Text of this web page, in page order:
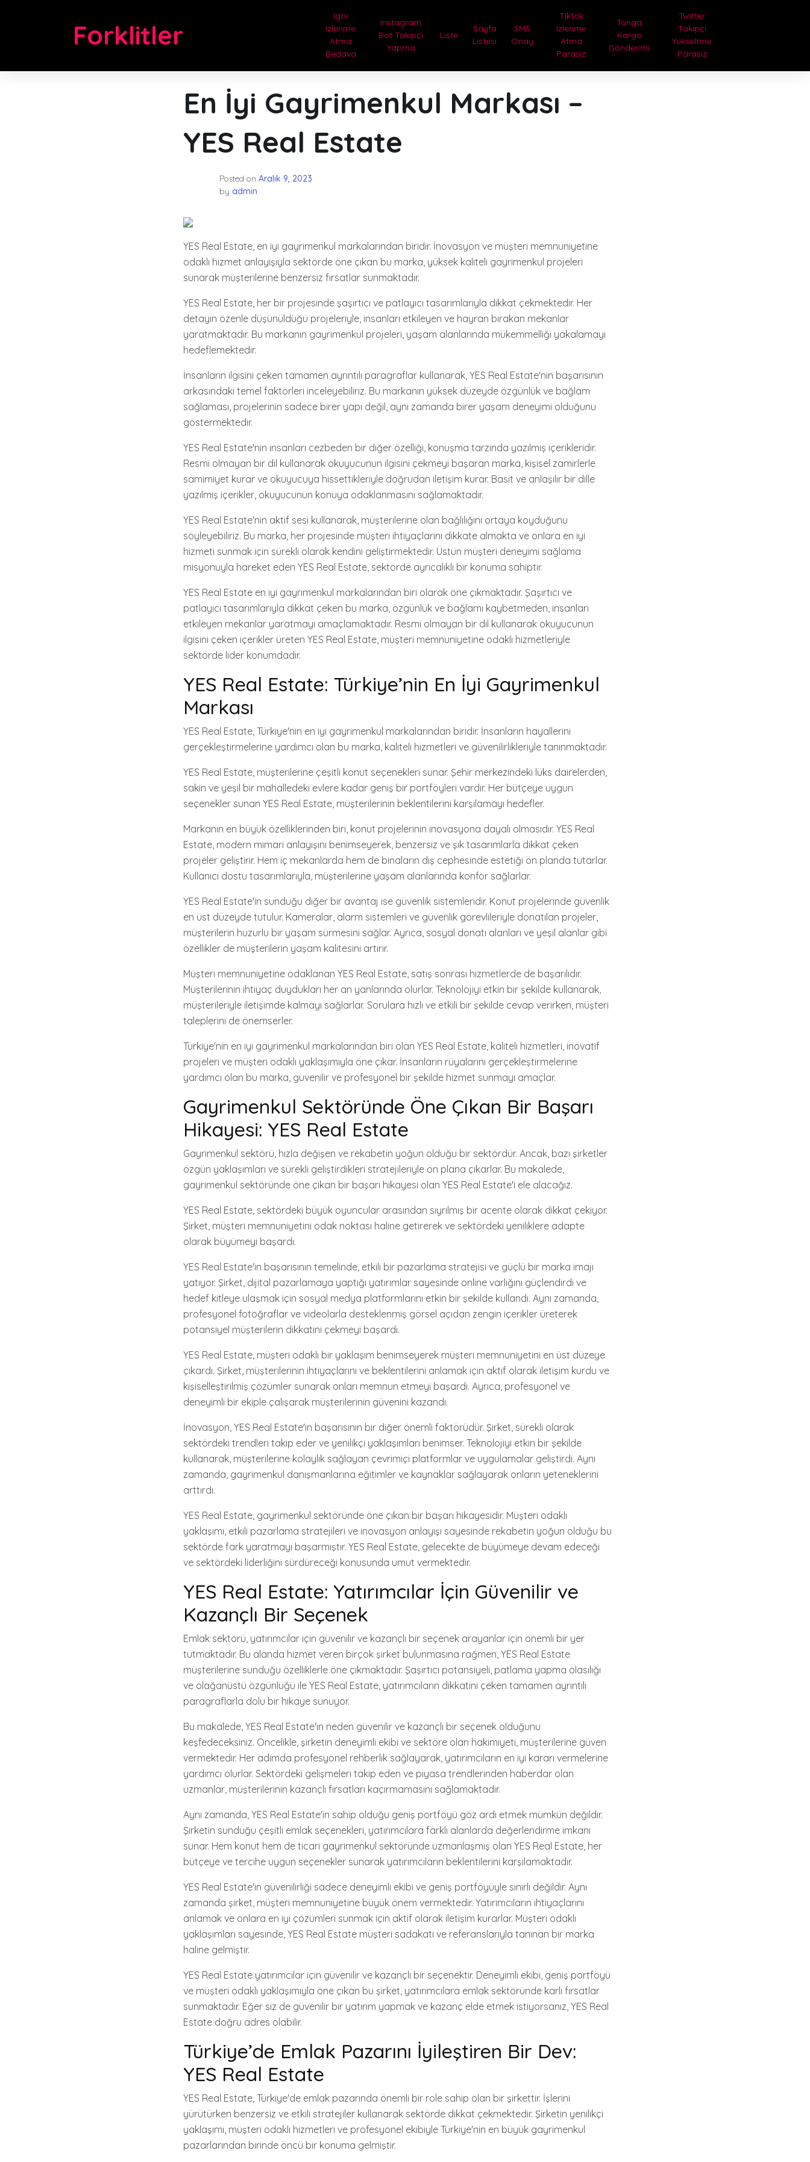
Forklitler
Igtv
Izlenme
Atma
Bedava
Instagram
Bot Takipçi
Yapma
Liste
Sayfa
Listesi
SMS
Onay
Tiktok
Izlenme
Atma
Parasız
Tonga
Kargo
Gönderimi
Twitter
Takipçi
Yükseltme
Parasız
En İyi Gayrimenkul Markası –
YES Real Estate
Posted on Aralık 9, 2023
by admin
YES Real Estate, en iyi gayrimenkul markalarından biridir. İnovasyon ve müşteri memnuniyetine
odaklı hizmet anlayışıyla sektörde öne çıkan bu marka, yüksek kaliteli gayrimenkul projeleri
sunarak müşterilerine benzersiz fırsatlar sunmaktadır.
YES Real Estate, her bir projesinde şaşırtıcı ve patlayıcı tasarımlarıyla dikkat çekmektedir. Her
detayın özenle düşünüldüğü projeleriyle, insanları etkileyen ve hayran bırakan mekanlar
yaratmaktadır. Bu markanın gayrimenkul projeleri, yaşam alanlarında mükemmelliği yakalamayı
hedeflemektedir.
İnsanların ilgisini çeken tamamen ayrıntılı paragraflar kullanarak, YES Real Estate'nin başarısının
arkasındaki temel faktörleri inceleyebiliriz. Bu markanın yüksek düzeyde özgünlük ve bağlam
sağlaması, projelerinin sadece birer yapı değil, aynı zamanda birer yaşam deneyimi olduğunu
göstermektedir.
YES Real Estate'nin insanları cezbeden bir diğer özelliği, konuşma tarzında yazılmış içerikleridir.
Resmi olmayan bir dil kullanarak okuyucunun ilgisini çekmeyi başaran marka, kişisel zamirlerle
samimiyet kurar ve okuyucuya hissettikleriyle doğrudan iletişim kurar. Basit ve anlaşılır bir dille
yazılmış içerikler, okuyucunun konuya odaklanmasını sağlamaktadır.
YES Real Estate'nin aktif sesi kullanarak, müşterilerine olan bağlılığını ortaya koyduğunu
söyleyebiliriz. Bu marka, her projesinde müşteri ihtiyaçlarını dikkate almakta ve onlara en iyi
hizmeti sunmak için sürekli olarak kendini geliştirmektedir. Üstün müşteri deneyimi sağlama
misyonuyla hareket eden YES Real Estate, sektörde ayrıcalıklı bir konuma sahiptir.
YES Real Estate en iyi gayrimenkul markalarından biri olarak öne çıkmaktadır. Şaşırtıcı ve
patlayıcı tasarımlarıyla dikkat çeken bu marka, özgünlük ve bağlamı kaybetmeden, insanları
etkileyen mekanlar yaratmayı amaçlamaktadır. Resmi olmayan bir dil kullanarak okuyucunun
ilgisini çeken içerikler üreten YES Real Estate, müşteri memnuniyetine odaklı hizmetleriyle
sektörde lider konumdadır.
YES Real Estate: Türkiye’nin En İyi Gayrimenkul
Markası
YES Real Estate, Türkiye'nin en iyi gayrimenkul markalarından biridir. İnsanların hayallerini
gerçekleştirmelerine yardımcı olan bu marka, kaliteli hizmetleri ve güvenilirlikleriyle tanınmaktadır.
YES Real Estate, müşterilerine çeşitli konut seçenekleri sunar. Şehir merkezindeki lüks dairelerden,
sakin ve yeşil bir mahalledeki evlere kadar geniş bir portföyleri vardır. Her bütçeye uygun
seçenekler sunan YES Real Estate, müşterilerinin beklentilerini karşılamayı hedefler.
Markanın en büyük özelliklerinden biri, konut projelerinin inovasyona dayalı olmasıdır. YES Real
Estate, modern mimari anlayışını benimseyerek, benzersiz ve şık tasarımlarla dikkat çeken
projeler geliştirir. Hem iç mekanlarda hem de binaların dış cephesinde estetiği ön planda tutarlar.
Kullanıcı dostu tasarımlarıyla, müşterilerine yaşam alanlarında konfor sağlarlar.
YES Real Estate'in sunduğu diğer bir avantaj ise güvenlik sistemleridir. Konut projelerinde güvenlik
en üst düzeyde tutulur. Kameralar, alarm sistemleri ve güvenlik görevlileriyle donatılan projeler,
müşterilerin huzurlu bir yaşam sürmesini sağlar. Ayrıca, sosyal donatı alanları ve yeşil alanlar gibi
özellikler de müşterilerin yaşam kalitesini artırır.
Müşteri memnuniyetine odaklanan YES Real Estate, satış sonrası hizmetlerde de başarılıdır.
Müşterilerinin ihtiyaç duydukları her an yanlarında olurlar. Teknolojiyi etkin bir şekilde kullanarak,
müşterileriyle iletişimde kalmayı sağlarlar. Sorulara hızlı ve etkili bir şekilde cevap verirken, müşteri
taleplerini de önemserler.
Türkiye'nin en iyi gayrimenkul markalarından biri olan YES Real Estate, kaliteli hizmetleri, inovatif
projeleri ve müşteri odaklı yaklaşımıyla öne çıkar. İnsanların rüyalarını gerçekleştirmelerine
yardımcı olan bu marka, güvenilir ve profesyonel bir şekilde hizmet sunmayı amaçlar.
Gayrimenkul Sektöründe Öne Çıkan Bir Başarı
Hikayesi: YES Real Estate
Gayrimenkul sektörü, hızla değişen ve rekabetin yoğun olduğu bir sektördür. Ancak, bazı şirketler
özgün yaklaşımları ve sürekli geliştirdikleri stratejileriyle ön plana çıkarlar. Bu makalede,
gayrimenkul sektöründe öne çıkan bir başarı hikayesi olan YES Real Estate'i ele alacağız.
YES Real Estate, sektördeki büyük oyuncular arasından sıyrılmış bir acente olarak dikkat çekiyor.
Şirket, müşteri memnuniyetini odak noktası haline getirerek ve sektördeki yeniliklere adapte
olarak büyümeyi başardı.
YES Real Estate'in başarısının temelinde, etkili bir pazarlama stratejisi ve güçlü bir marka imajı
yatıyor. Şirket, dijital pazarlamaya yaptığı yatırımlar sayesinde online varlığını güçlendirdi ve
hedef kitleye ulaşmak için sosyal medya platformlarını etkin bir şekilde kullandı. Aynı zamanda,
profesyonel fotoğraflar ve videolarla desteklenmiş görsel açıdan zengin içerikler üreterek
potansiyel müşterilerin dikkatini çekmeyi başardı.
YES Real Estate, müşteri odaklı bir yaklaşım benimseyerek müşteri memnuniyetini en üst düzeye
çıkardı. Şirket, müşterilerinin ihtiyaçlarını ve beklentilerini anlamak için aktif olarak iletişim kurdu ve
kişiselleştirilmiş çözümler sunarak onları memnun etmeyi başardı. Ayrıca, profesyonel ve
deneyimli bir ekiple çalışarak müşterilerinin güvenini kazandı.
İnovasyon, YES Real Estate'in başarısının bir diğer önemli faktörüdür. Şirket, sürekli olarak
sektördeki trendleri takip eder ve yenilikçi yaklaşımları benimser. Teknolojiyi etkin bir şekilde
kullanarak, müşterilerine kolaylık sağlayan çevrimiçi platformlar ve uygulamalar geliştirdi. Aynı
zamanda, gayrimenkul danışmanlarına eğitimler ve kaynaklar sağlayarak onların yeteneklerini
arttırdı.
YES Real Estate, gayrimenkul sektöründe öne çıkan bir başarı hikayesidir. Müşteri odaklı
yaklaşımı, etkili pazarlama stratejileri ve inovasyon anlayışı sayesinde rekabetin yoğun olduğu bu
sektörde fark yaratmayı başarmıştır. YES Real Estate, gelecekte de büyümeye devam edeceği
ve sektördeki liderliğini sürdüreceği konusunda umut vermektedir.
YES Real Estate: Yatırımcılar İçin Güvenilir ve
Kazançlı Bir Seçenek
Emlak sektörü, yatırımcılar için güvenilir ve kazançlı bir seçenek arayanlar için önemli bir yer
tutmaktadır. Bu alanda hizmet veren birçok şirket bulunmasına rağmen, YES Real Estate
müşterilerine sunduğu özelliklerle öne çıkmaktadır. Şaşırtıcı potansiyeli, patlama yapma olasılığı
ve olağanüstü özgünlüğü ile YES Real Estate, yatırımcıların dikkatini çeken tamamen ayrıntılı
paragraflarla dolu bir hikaye sunuyor.
Bu makalede, YES Real Estate'in neden güvenilir ve kazançlı bir seçenek olduğunu
keşfedeceksiniz. Öncelikle, şirketin deneyimli ekibi ve sektöre olan hakimiyeti, müşterilerine güven
vermektedir. Her adımda profesyonel rehberlik sağlayarak, yatırımcıların en iyi kararı vermelerine
yardımcı olurlar. Sektördeki gelişmeleri takip eden ve piyasa trendlerinden haberdar olan
uzmanlar, müşterilerinin kazançlı fırsatları kaçırmamasını sağlamaktadır.
Aynı zamanda, YES Real Estate'in sahip olduğu geniş portföyü göz ardı etmek mümkün değildir.
Şirketin sunduğu çeşitli emlak seçenekleri, yatırımcılara farklı alanlarda değerlendirme imkanı
sunar. Hem konut hem de ticari gayrimenkul sektöründe uzmanlaşmış olan YES Real Estate, her
bütçeye ve tercihe uygun seçenekler sunarak yatırımcıların beklentilerini karşılamaktadır.
YES Real Estate'in güvenilirliği sadece deneyimli ekibi ve geniş portföyüyle sınırlı değildir. Aynı
zamanda şirket, müşteri memnuniyetine büyük önem vermektedir. Yatırımcıların ihtiyaçlarını
anlamak ve onlara en iyi çözümleri sunmak için aktif olarak iletişim kurarlar. Müşteri odaklı
yaklaşımları sayesinde, YES Real Estate müşteri sadakati ve referanslarıyla tanınan bir marka
haline gelmiştir.
YES Real Estate yatırımcılar için güvenilir ve kazançlı bir seçenektir. Deneyimli ekibi, geniş portföyü
ve müşteri odaklı yaklaşımıyla öne çıkan bu şirket, yatırımcılara emlak sektöründe karlı fırsatlar
sunmaktadır. Eğer siz de güvenilir bir yatırım yapmak ve kazanç elde etmek istiyorsanız, YES Real
Estate doğru adres olabilir.
Türkiye’de Emlak Pazarını İyileştiren Bir Dev:
YES Real Estate
YES Real Estate, Türkiye'de emlak pazarında önemli bir role sahip olan bir şirkettir. İşlerini
yürütürken benzersiz ve etkili stratejiler kullanarak sektörde dikkat çekmektedir. Şirketin yenilikçi
yaklaşımı, müşteri odaklı hizmetleri ve profesyonel ekibiyle Türkiye'nin en büyük gayrimenkul
pazarlarından birinde öncü bir konuma gelmiştir.